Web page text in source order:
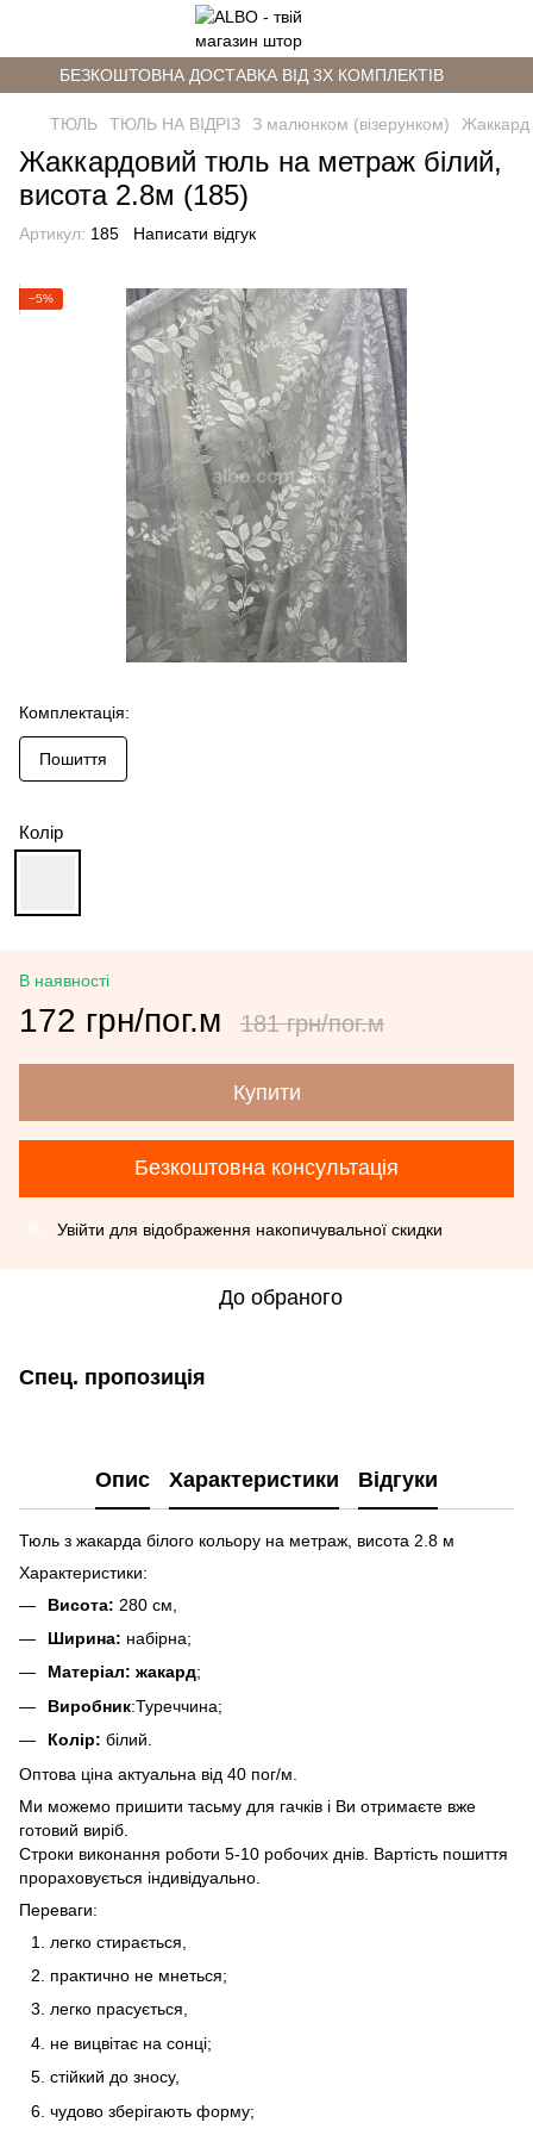
БЕЗКОШТОВНА ДОСТАВКА ВІД 3Х КОМПЛЕКТІВ
ТЮЛЬ ТЮЛЬ НА ВІДРІЗ З малюнком (візерунком) Жаккард
Жаккардовий тюль на метраж білий,
висота 2.8м (185)
Артикул: 185 Написати відгук
−5%
Комплектація:
Пошиття
Колір
В наявності
172 грн/пог.м 181 грн/пог.м
Купити
Безкоштовна консультація
Увійти для відображення накопичувальної скидки
До обраного
Спец. пропозиція
Опис Характеристики Відгуки
Тюль з жакарда білого кольору на метраж, висота 2.8 м
Характеристики:
Висота: 280 см,
Ширина: набірна;
Матеріал: жакард;
Виробник:Туреччина;
Колір: білий.
Оптова ціна актуальна від 40 пог/м.
Ми можемо пришити тасьму для гачків і Ви отримаєте вже
готовий виріб.
Строки виконання роботи 5-10 робочих днів. Вартість пошиття
прораховується індивідуально.
Переваги:
легко стирається,
практично не мнеться;
легко прасується,
не вицвітає на сонці;
стійкий до зносу,
чудово зберігають форму;